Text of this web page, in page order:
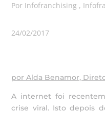
Por Infofranchising ,
24/02/2017
por Alda Benamor,
A internet foi
crise viral. Isto depois